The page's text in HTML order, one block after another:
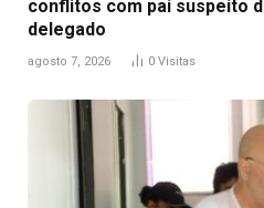
conflitos com pai suspeito
delegado
agosto 7, 2026 0 Visitas